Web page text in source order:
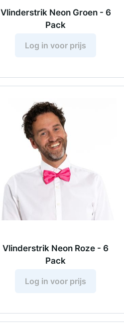
Vlinderstrik Neon Groen - 6
Pack
Log in voor prijs
Vlinderstrik Neon Roze - 6
Pack
Log in voor prijs